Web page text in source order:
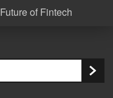
Future of Fintech